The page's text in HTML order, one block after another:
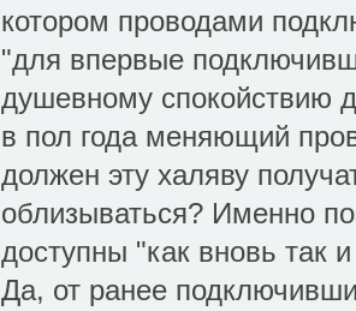
котором проводами
"для впервые
душевному спокойствию
в пол года меняющий
должен эту халяву
облизываться? Именно
доступны "как вновь так
Да, от ранее